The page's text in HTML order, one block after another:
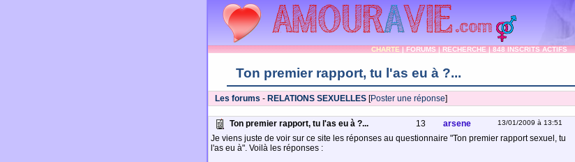
CHARTE|FORUMS|RECHERCHE|848 INSCRITS ACTIFS
Ton premier rapport, tu l'as eu à ?...
Les forums - RELATIONS SEXUELLES [Poster une réponse]
Ton premier rapport, tu l'as eu à ?... 13 arsene 13/01/2009 à 13:51
Je viens juste de voir sur ce site les réponses au questionnaire "Ton premier rapport sexuel, tu
l'as eu à". Voilà les réponses :